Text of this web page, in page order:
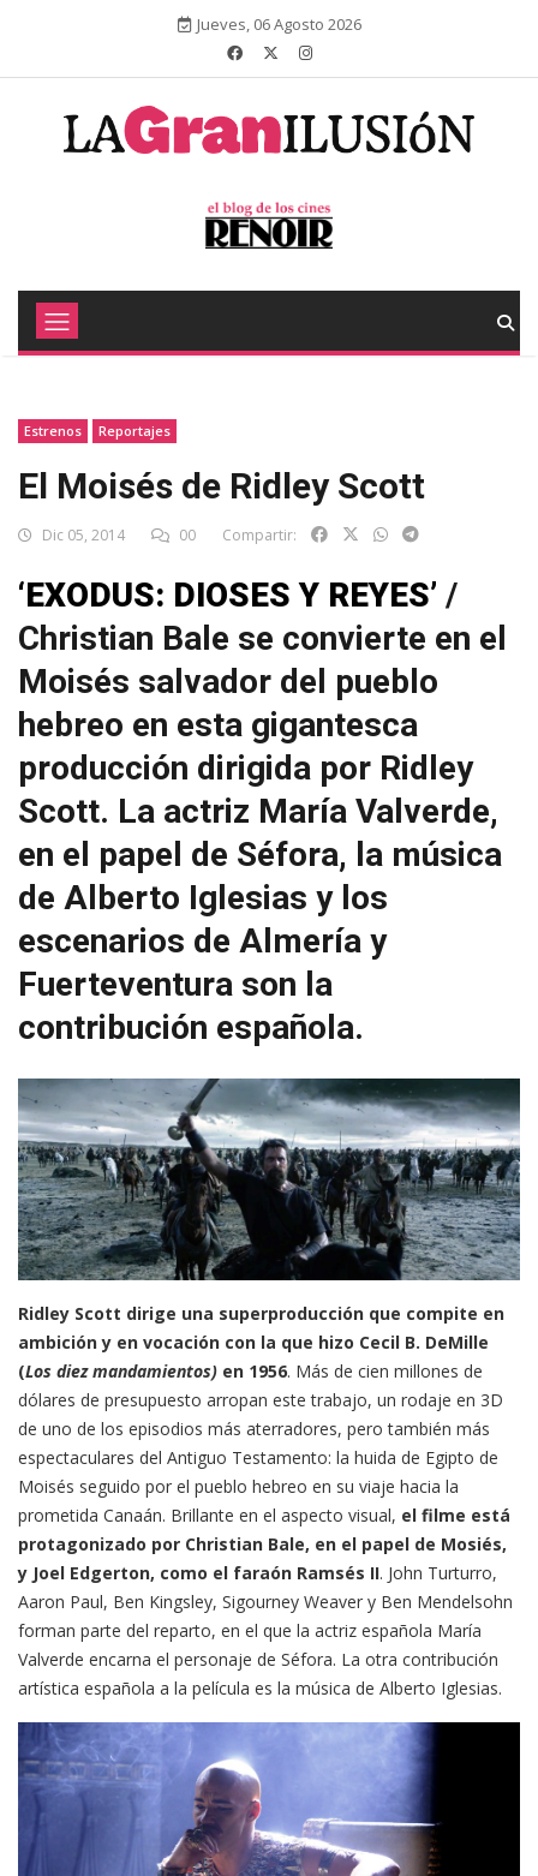
Jueves, 06 Agosto 2026
Estrenos Reportajes
El Moisés de Ridley Scott
Dic 05, 2014 00 Compartir:
‘EXODUS: DIOSES Y REYES’ /
Christian Bale se convierte en el
Moisés salvador del pueblo
hebreo en esta gigantesca
producción dirigida por Ridley
Scott. La actriz María Valverde,
en el papel de Séfora, la música
de Alberto Iglesias y los
escenarios de Almería y
Fuerteventura son la
contribución española.
Ridley Scott dirige una superproducción que compite en
ambición y en vocación con la que hizo Cecil B. DeMille
(Los diez mandamientos) en 1956. Más de cien millones de
dólares de presupuesto arropan este trabajo, un rodaje en 3D
de uno de los episodios más aterradores, pero también más
espectaculares del Antiguo Testamento: la huida de Egipto de
Moisés seguido por el pueblo hebreo en su viaje hacia la
prometida Canaán. Brillante en el aspecto visual, el filme está
protagonizado por Christian Bale, en el papel de Mosiés,
y Joel Edgerton, como el faraón Ramsés II. John Turturro,
Aaron Paul, Ben Kingsley, Sigourney Weaver y Ben Mendelsohn
forman parte del reparto, en el que la actriz española María
Valverde encarna el personaje de Séfora. La otra contribución
artística española a la película es la música de Alberto Iglesias.